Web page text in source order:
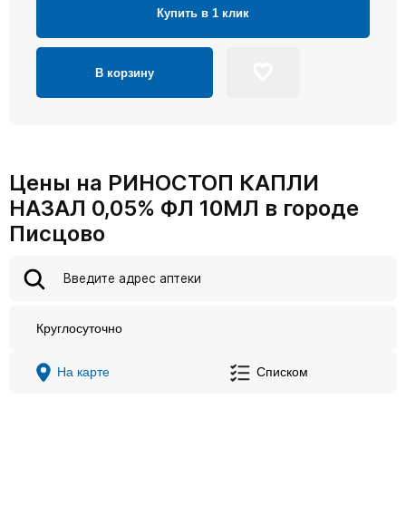
Купить в 1 клик
В корзину
Цены на РИНОСТОП КАПЛИ
НАЗАЛ 0,05% ФЛ 10МЛ в городе
Писцово
Круглосуточно
На карте Списком